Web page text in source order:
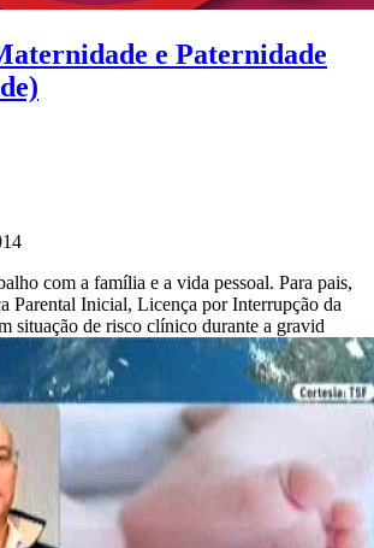
e Paternidade
com a família e a vida pessoal. Para pais,
Parental Inicial, Licença por Interrupção da
situação de risco clínico durante a gravid